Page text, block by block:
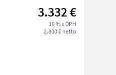
3.332 €
19 % s DPH
2.800 € netto